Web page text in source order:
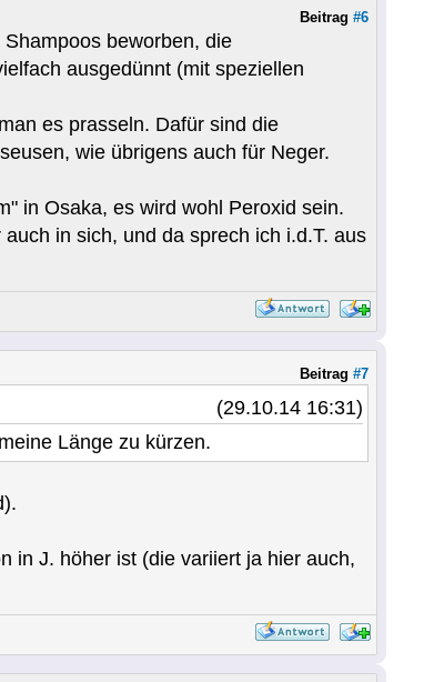
Beitrag #6
beworben, die
ausgedünnt (mit speziellen
es prasseln. Dafür sind die
wie übrigens auch für Neger.
in Osaka, es wird wohl Peroxid sein.
in sich, und da sprech ich i.d.T. aus
Beitrag #7
(29.10.14 16:31)
Länge zu kürzen.
in J. höher ist (die variiert ja hier auch,